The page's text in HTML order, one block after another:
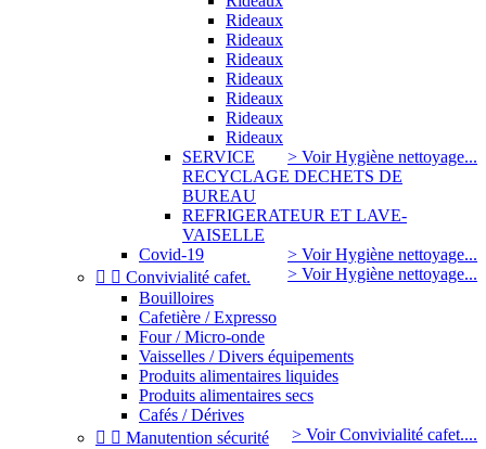
Rideaux
Rideaux
Rideaux
Rideaux
Rideaux
Rideaux
Rideaux
> Voir Hygiène nettoyage...
SERVICE
RECYCLAGE DECHETS DE
BUREAU
REFRIGERATEUR ET LAVE-
VAISELLE
> Voir Hygiène nettoyage...
Covid-19
> Voir Hygiène nettoyage...
  Convivialité cafet.
Bouilloires
Cafetière / Expresso
Four / Micro-onde
Vaisselles / Divers équipements
Produits alimentaires liquides
Produits alimentaires secs
Cafés / Dérives
> Voir Convivialité cafet....
  Manutention sécurité